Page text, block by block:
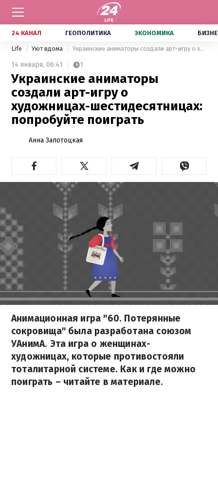
24 КАНАЛ ГЕОПОЛИТИКА ЭКОНОМИКА
Life Уют вдома Украинские аниматоры создали арт-игру о художницах-шестидесятницах: попробуйте поиграть
14 января, 06:41 1
Украинские аниматоры
создали арт-игру о
художницах-шестидесятницах:
попробуйте поиграть
Анна Запотоцкая
Анимационная игра "60. Потерянные
сокровища" была разработана союзом
УАнимА. Эта игра о женщинах-
художницах, которые противостояли
тоталитарной системе. Как и где можно
поиграть – читайте в материале.